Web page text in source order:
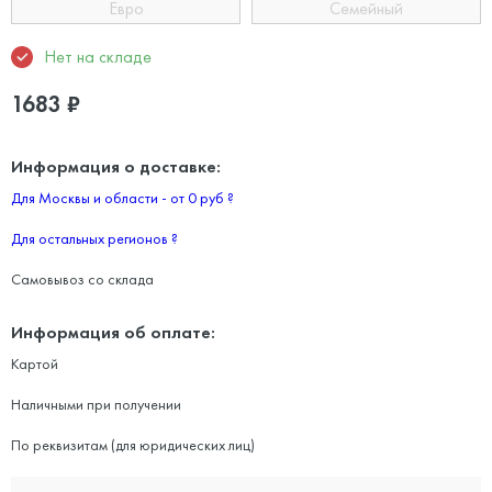
Евро Семейный
Нет на складе
1683 ₽
Информация о доставке:
Для Москвы и области - от 0 руб ?
Для остальных регионов ?
Самовывоз со склада
Информация об оплате:
Картой
Наличными при получении
По реквизитам (для юридических лиц)